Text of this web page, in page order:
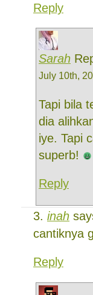
Reply
Sarah
July 10th,
Tapi bila
dia
iye. Tapi
superb!
Reply
inah
cantiknya
Reply